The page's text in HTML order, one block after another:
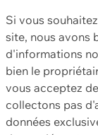
Si vous
site, nous avons
d'informations
bien le
vous acceptez
collectons pas
données